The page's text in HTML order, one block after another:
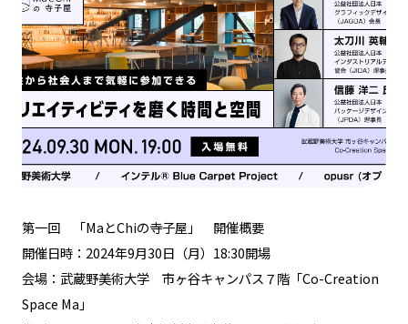
第一回 「MaとChiの寺子屋」 開催概要
開催日時：2024年9月30日（月）18:30開場
会場：武蔵野美術大学 市ヶ谷キャンパス７階「Co-Creation
Space Ma」